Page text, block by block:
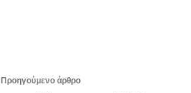
Προηγούμενο άρθρο